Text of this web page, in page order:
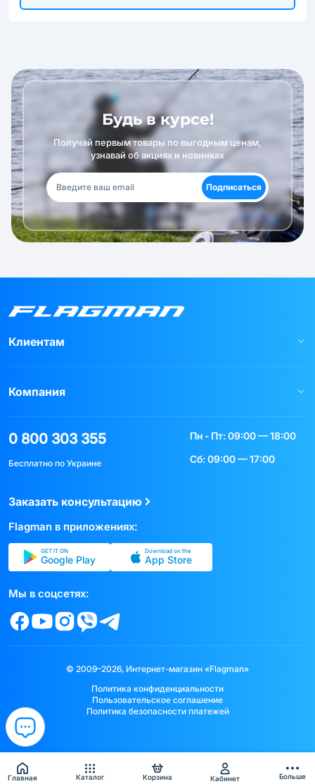
Главная Каталог Корзина Кабинет Больше
Будь в курсе!
Получай первым товары по выгодным ценам,
узнавай об акциях и новинках
Подписаться
Клиентам
Компания
0 800 303 355
Бесплатно по Украине
Пн - Пт: 09:00 — 18:00
Сб: 09:00 — 17:00
Заказать консультацию
Flagman в приложениях:
GET IT ON
Google Play
Download on the
App Store
Мы в соцсетях:
© 2009–2026, Интернет-магазин «Flagman»
Политика конфиденциальности
Пользовательское соглашение
Политика безопасности платежей